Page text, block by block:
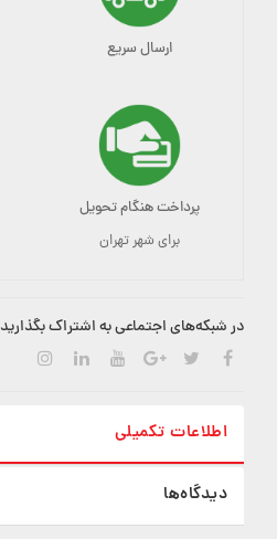
ارسال سریع
پرداخت هنگام تحویل
برای شهر تهران
در شبکه‌های اجتماعی به اشتراک بگذارید
اطلاعات تکمیلی
دیدگاه‌ها